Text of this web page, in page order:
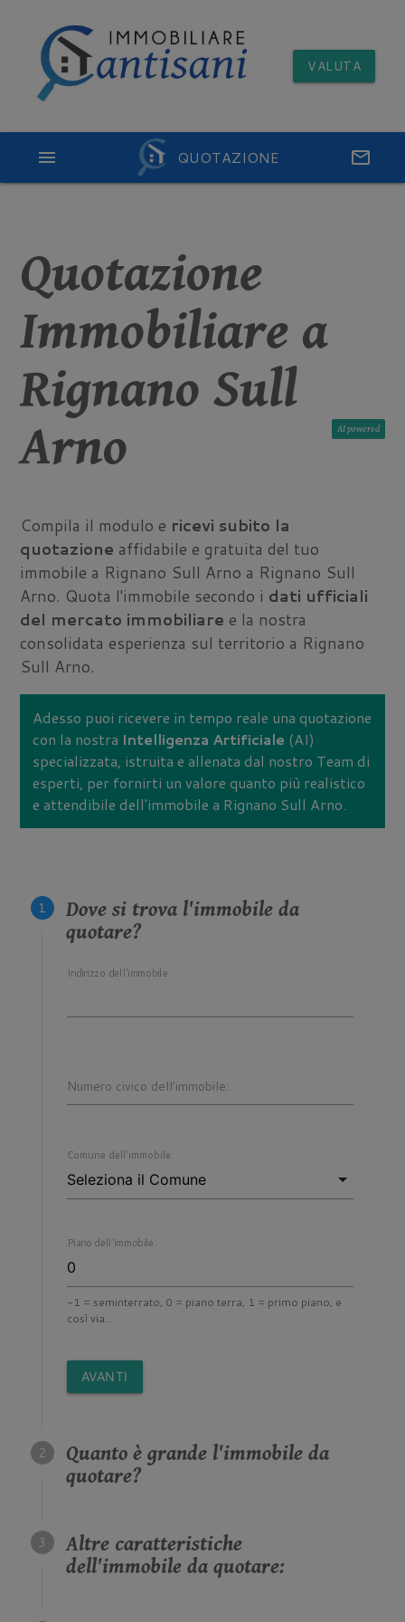
VALUTA
QUOTAZIONE email
menu
Quotazione
Immobiliare a
Rignano Sull
Arno
AI
Compila il modulo e ricevi subito la
quotazione affidabile e gratuita del tuo
immobile a Rignano Sull Arno a Rignano Sull
Arno. Quota l'immobile secondo i dati ufficiali
del mercato immobiliare e la nostra
consolidata esperienza sul territorio a Rignano
Sull Arno.
Adesso puoi ricevere in tempo reale una quotazione
con la nostra Intelligenza Artificiale (AI)
specializzata, istruita e allenata dal nostro Team di
esperti, per fornirti un valore quanto più realistico
e attendibile dell'immobile a Rignano Sull Arno.
Dove si trova l'immobile da
quotare?
Indirizzo dell'immobile:
Numero civico dell'immobile:
Comune dell'immobile:
Piano dell'immobile:
-1 = seminterrato, 0 = piano terra, 1 = primo piano, e
così via...
AVANTI
Quanto è grande l'immobile da
quotare?
Altre caratteristiche
dell'immobile da quotare: